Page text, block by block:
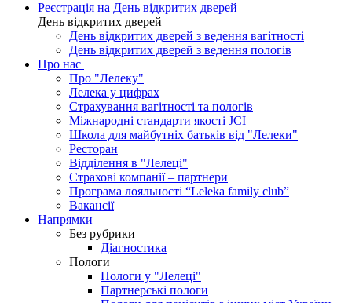
Реєстрація на День відкритих дверей
День відкритих дверей
День відкритих дверей з ведення вагітності
День відкритих дверей з ведення пологів
Про нас
Про "Лелеку"
Лелека у цифрах
Страхування вагітності та пологів
Міжнародні стандарти якості JCI
Школа для майбутніх батьків від "Лелеки"
Ресторан
Відділення в "Лелеці"
Страхові компанії – партнери
Програма лояльності “Leleka family club”
Вакансії
Напрямки
Без рубрики
Діагностика
Пологи
Пологи у "Лелеці"
Партнерські пологи